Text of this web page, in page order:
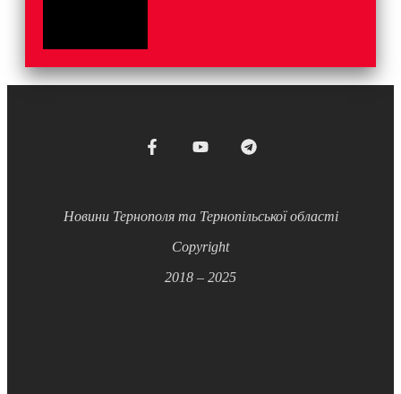
Новини Тернополя та Тернопільської області
Copyright
2018 – 2025